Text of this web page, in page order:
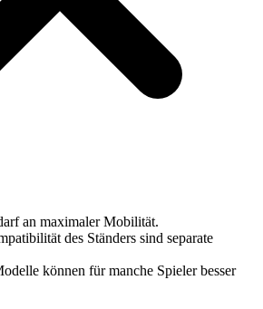
an maximaler Mobilität.
des Ständers sind separate
können für manche Spieler besser